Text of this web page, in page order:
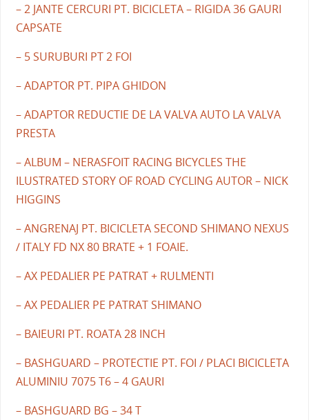
– 2 JANTE CERCURI PT. BICICLETA – RIGIDA 36 GAURI
CAPSATE
– 5 SURUBURI PT 2 FOI
– ADAPTOR PT. PIPA GHIDON
– ADAPTOR REDUCTIE DE LA VALVA AUTO LA VALVA
PRESTA
– ALBUM – NERASFOIT RACING BICYCLES THE
ILUSTRATED STORY OF ROAD CYCLING AUTOR – NICK
HIGGINS
– ANGRENAJ PT. BICICLETA SECOND SHIMANO NEXUS
/ ITALY FD NX 80 BRATE + 1 FOAIE.
– AX PEDALIER PE PATRAT + RULMENTI
– AX PEDALIER PE PATRAT SHIMANO
– BAIEURI PT. ROATA 28 INCH
– BASHGUARD – PROTECTIE PT. FOI / PLACI BICICLETA
ALUMINIU 7075 T6 – 4 GAURI
– BASHGUARD BG – 34 T